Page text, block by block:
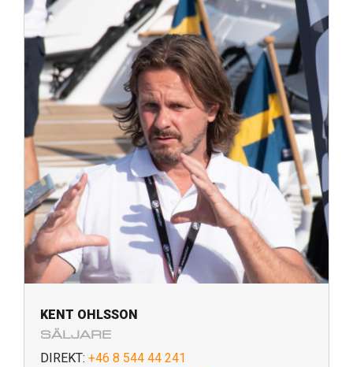
KENT OHLSSON
SÄLJARE
DIREKT: +46 8 544 44 241